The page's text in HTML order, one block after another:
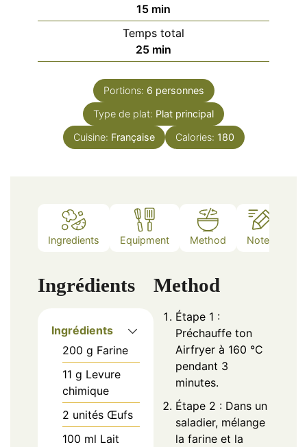
15minutes
min
Temps total
25minutes
min
Portions: 6 personnes
Type de plat: Plat principal
Cuisine: Française Calories: 180
Ingredients Equipment Method Notes
Ingrédients
Ingrédients
200 g Farine
11 g Levure
chimique
2 unités Œufs
100 ml Lait
Method
Étape 1 :
Préchauffe ton
Airfryer à 160 °C
pendant 3
minutes.
Étape 2 : Dans un
saladier, mélange
la farine et la